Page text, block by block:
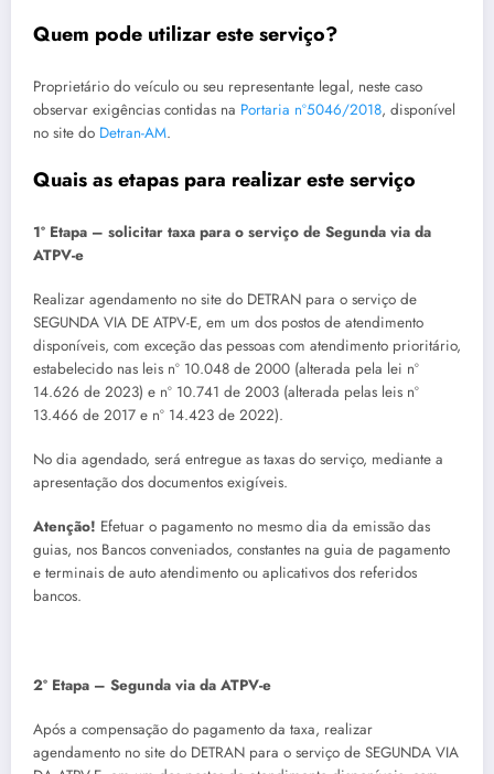
Quem pode utilizar este serviço?
Proprietário do veículo ou seu representante legal, neste caso
observar exigências contidas na Portaria nº5046/2018, disponível
no site do Detran-AM.
Quais as etapas para realizar este serviço
1º Etapa – solicitar taxa para o serviço de Segunda via da
ATPV-e
Realizar agendamento no site do DETRAN para o serviço de
SEGUNDA VIA DE ATPV-E, em um dos postos de atendimento
disponíveis, com exceção das pessoas com atendimento prioritário,
estabelecido nas leis nº 10.048 de 2000 (alterada pela lei nº
14.626 de 2023) e nº 10.741 de 2003 (alterada pelas leis nº
13.466 de 2017 e nº 14.423 de 2022).
No dia agendado, será entregue as taxas do serviço, mediante a
apresentação dos documentos exigíveis.
Atenção! Efetuar o pagamento no mesmo dia da emissão das
guias, nos Bancos conveniados, constantes na guia de pagamento
e terminais de auto atendimento ou aplicativos dos referidos
bancos.
2º Etapa – Segunda via da ATPV-e
Após a compensação do pagamento da taxa, realizar
agendamento no site do DETRAN para o serviço de SEGUNDA VIA